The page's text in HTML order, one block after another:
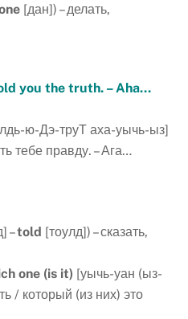
[дан]) – делать,
you the truth. – Aha…
ю-Дэ-труТ аха-уычь-ыз]
тебе правду. – Ага…
–told [тоулд]) – сказать,
one (is it) [уычь-уан (ыз-
/ который (из них) это